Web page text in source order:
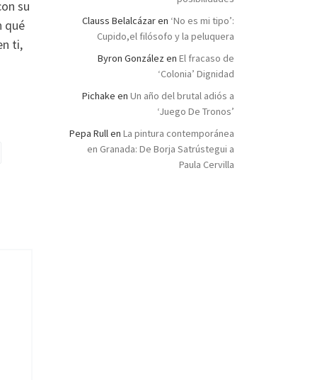
su
qué
ti,
Clauss Belalcázaren ‘No es mi tipo’:
Cupido,el filósofo y la peluquera
Byron González en El fracaso de
‘Colonia’ Dignidad
Pichake en Un año del brutal adiós a
‘Juego De Tronos’
Pepa Rullen La pintura contemporánea
en Granada: De Borja Satrústegui a
Paula Cervilla